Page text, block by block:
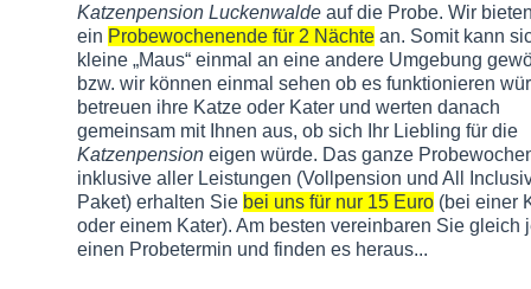
Katzenpension Luckenwalde auf die Probe. Wir
ein Probewochenende für 2 Nächte an. Somit kann
kleine „Maus“ einmal an eine andere Umgebung
bzw. wir können einmal sehen ob es funktionieren
betreuen ihre Katze oder Kater und werten danach
gemeinsam mit Ihnen aus, ob sich Ihr Liebling für die
Katzenpension eigen würde. Das ganze
inklusive aller Leistungen (Vollpension und All
Paket) erhalten Sie bei uns für nur 15 Euro (bei einer
oder einem Kater). Am besten vereinbaren Sie gleich
einen Probetermin und finden es heraus...